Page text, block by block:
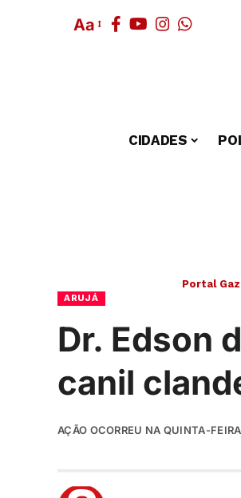
Aa
CIDADES
Portal
ARUJÁ
Dr. Edson
canil
AÇÃO OCORREU NA QUINTA-